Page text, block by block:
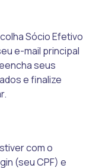
Sócio Efetivo
e-mail principal
seus
e finalize
com o
(seu CPF) e